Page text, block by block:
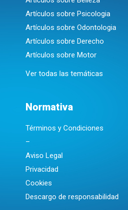
Artículos sobre Psicologia
Artículos sobre Odontologia
Artículos sobre Derecho
Artículos sobre Motor
Ver todas las temáticas
Normativa
Términos y Condiciones
–
Aviso Legal
Privacidad
Cookies
Descargo de responsabilidad